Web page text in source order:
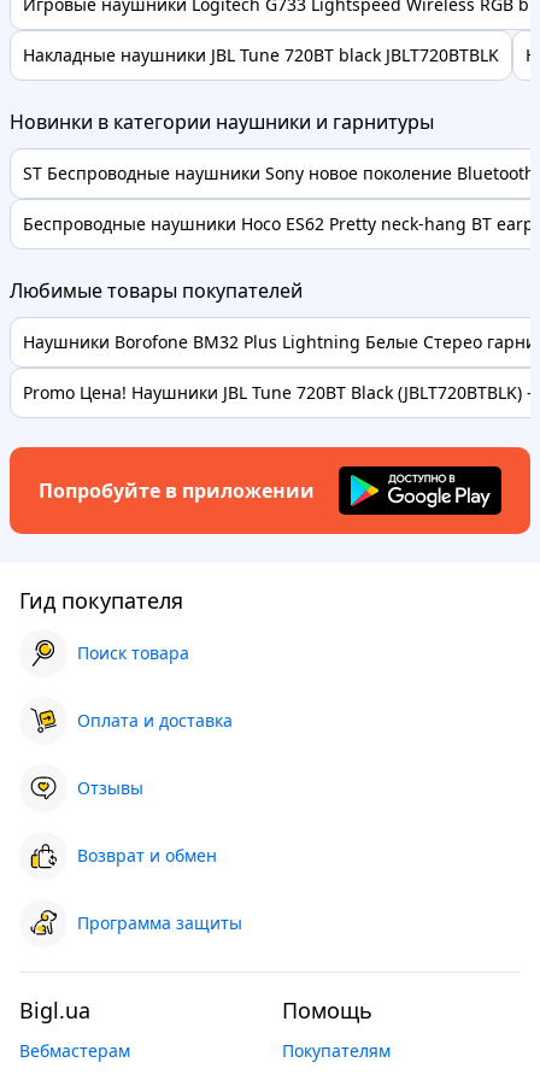
Накладные наушники JBL Tune 720BT black JBLT720BTBLK
Новинки в категории наушники и гарнитуры
ST Беспроводные наушники Sony новое поколение
Беспроводные наушники Hoco ES62 Pretty neck-hang BT
Любимые товары покупателей
Наушники Borofone BM32 Plus Lightning Белые Стерео
Promo Цена! Наушники JBL Tune 720BT Black (JBLT720BTBLK) -
Попробуйте в приложении
Гид покупателя
Поиск товара
Оплата и доставка
Отзывы
Возврат и обмен
Программа защиты
Bigl.ua
Вебмастерам
Помощь
Покупателям